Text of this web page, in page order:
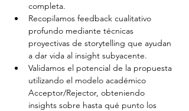
completa.
Recopilamos feedback cualitativo
profundo mediante técnicas
proyectivas de storytelling que ayudan
a dar vida al insight subyacente.
Validamos el potencial de la propuesta
utilizando el modelo académico
Acceptor/Rejector, obteniendo
insights sobre hasta qué punto los